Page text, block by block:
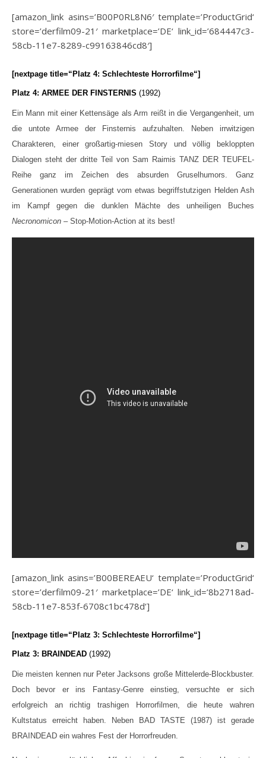
[amazon_link asins=’B00P0RL8N6′ template=’ProductGrid‘
store=’derfilm09-21′ marketplace=’DE‘ link_id=’684447c3-
58cb-11e7-8289-c99163846cd8′]
[nextpage title=“Platz 4: Schlechteste Horrorfilme“]
Platz 4: ARMEE DER FINSTERNIS (1992)
Ein Mann mit einer Kettensäge als Arm reißt in die Vergangenheit, um
die untote Armee der Finsternis aufzuhalten. Neben irrwitzigen
Charakteren, einer großartig-miesen Story und völlig bekloppten
Dialogen steht der dritte Teil von Sam Raimis TANZ DER TEUFEL-
Reihe ganz im Zeichen des absurden Gruselhumors. Ganz
Generationen wurden geprägt vom etwas begriffstutzigen Helden Ash
im Kampf gegen die dunklen Mächte des unheiligen Buches
Necronomicon – Stop-Motion-Action at its best!
[amazon_link asins=’B00BEREAEU‘ template=’ProductGrid‘
store=’derfilm09-21′ marketplace=’DE‘ link_id=’8b2718ad-
58cb-11e7-853f-6708c1bc478d‘]
[nextpage title=“Platz 3: Schlechteste Horrorfilme“]
Platz 3: BRAINDEAD (1992)
Die meisten kennen nur Peter Jacksons große Mittelerde-Blockbuster.
Doch bevor er ins Fantasy-Genre einstieg, versuchte er sich
erfolgreich an richtig trashigen Horrorfilmen, die heute wahren
Kultstatus erreicht haben. Neben BAD TASTE (1987) ist gerade
BRAINDEAD ein wahres Fest der Horrorfreuden.